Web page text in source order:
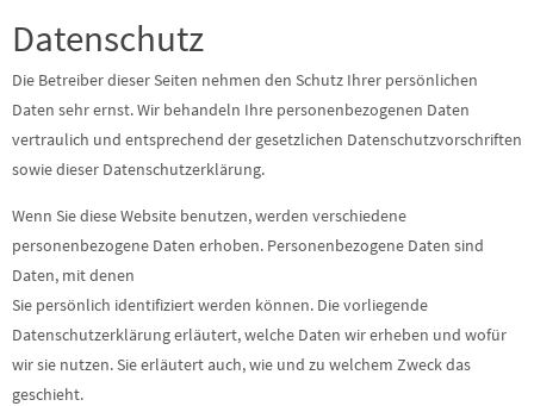
Datenschutz
Die Betreiber dieser Seiten nehmen den Schutz Ihrer persönlichen
Daten sehr ernst. Wir behandeln Ihre personenbezogenen Daten
vertraulich und entsprechend der gesetzlichen Datenschutzvorschriften
sowie dieser Datenschutzerklärung.
Wenn Sie diese Website benutzen, werden verschiedene
personenbezogene Daten erhoben. Personenbezogene Daten sind
Daten, mit denen
Sie persönlich identifiziert werden können. Die vorliegende
Datenschutzerklärung erläutert, welche Daten wir erheben und wofür
wir sie nutzen. Sie erläutert auch, wie und zu welchem Zweck das
geschieht.